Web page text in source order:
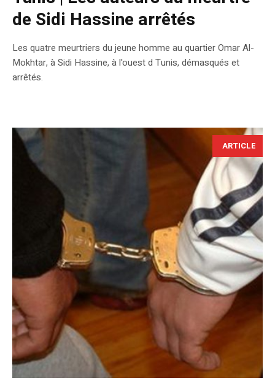
de Sidi Hassine arrêtés
Les quatre meurtriers du jeune homme au quartier Omar Al-
Mokhtar, à Sidi Hassine, à l'ouest d Tunis, démasqués et
arrêtés.
ARTICLE